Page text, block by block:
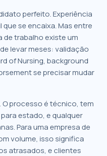
perfeito. Experiência
se encaixa. Mas entre
de trabalho existe um
levar meses: validação
of Nursing, background
se precisar mudar
O processo é técnico, tem
estado, e qualquer
Para uma empresa de
volume, isso significa
atrasados, e clientes